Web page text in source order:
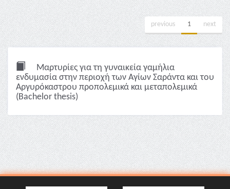
previous 1 next
Μαρτυρίες για τη γυναικεία γαμήλια
ενδυμασία στην περιοχή των Αγίων Σαράντα και του
Αργυρόκαστρου προπολεμικά και μεταπολεμικά
(Bachelor thesis)